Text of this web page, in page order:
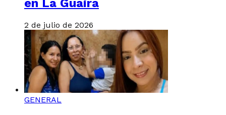
en La Guaira
2 de julio de 2026
GENERAL